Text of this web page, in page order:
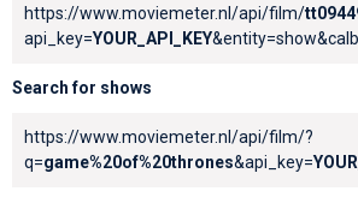
https://www.moviemeter.nl/api/film/
api_key=YOUR_API_KEY
Search for shows
https://www.moviemeter.nl/api/film/?
q=game%20of%20thrones&api_key=